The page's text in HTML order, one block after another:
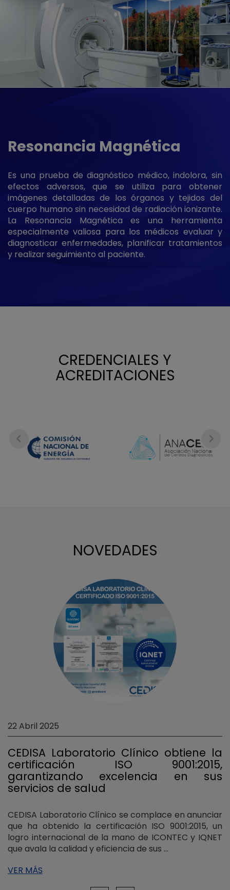
Resonancia Magnética
Es una prueba de diagnóstico médico, indolora, sin
efectos adversos, que se utiliza para obtener
imágenes detalladas de los órganos y tejidos del
cuerpo humano sin necesidad de radiación ionizante.
La Resonancia Magnética es una herramienta
especialmente valiosa para los médicos evaluar y
diagnosticar enfermedades, planificar tratamientos
y realizar seguimiento al paciente.
CREDENCIALES Y
ACREDITACIONES
NOVEDADES
22 Abril 2025
CEDISA Laboratorio Clínico obtiene la
certificación ISO 9001:2015,
garantizando excelencia en sus
servicios de salud
CEDISA Laboratorio Clínico se complace en anunciar
que ha obtenido la certificación ISO 9001:2015, un
logro internacional de la mano de ICONTEC y IQNET
que avala la calidad y eficiencia de sus ...
VER MÁS